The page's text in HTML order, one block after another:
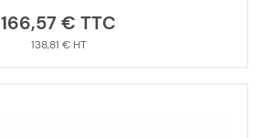
166,57 €
138,81 €